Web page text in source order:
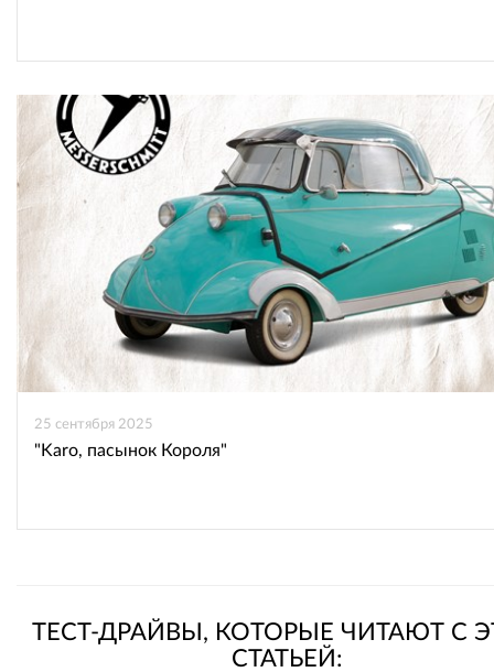
25 сентября 2025
"Karo, пасынок Короля"
ТЕСТ-ДРАЙВЫ, КОТОРЫЕ ЧИТАЮТ С
СТАТЬЕЙ: